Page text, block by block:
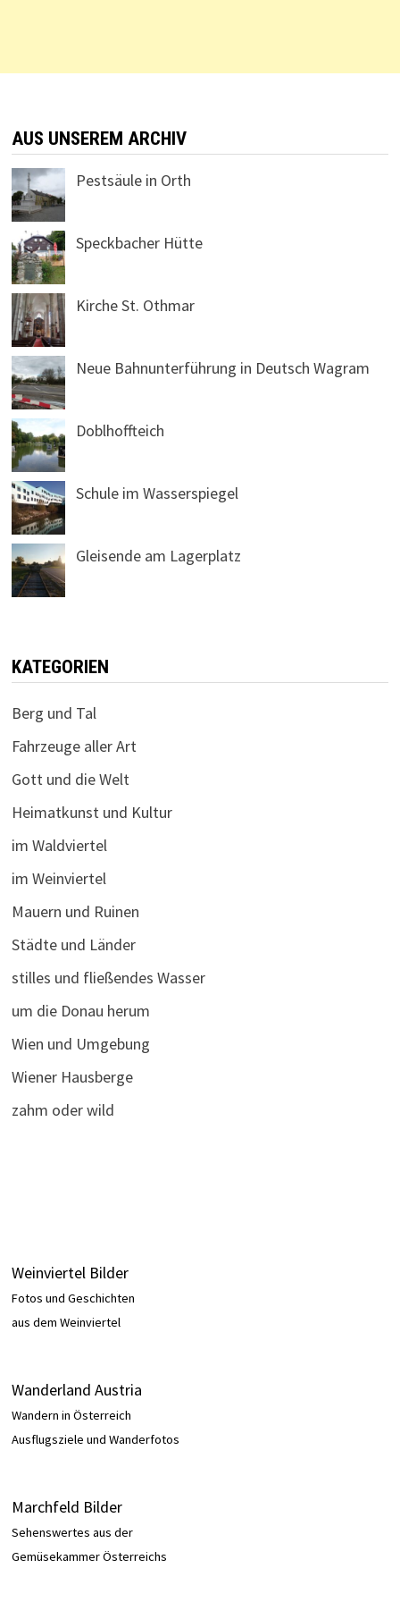
AUS UNSEREM ARCHIV
Pestsäule in Orth
Speckbacher Hütte
Kirche St. Othmar
Neue Bahnunterführung in Deutsch Wagram
Doblhoffteich
Schule im Wasserspiegel
Gleisende am Lagerplatz
KATEGORIEN
Berg und Tal
Fahrzeuge aller Art
Gott und die Welt
Heimatkunst und Kultur
im Waldviertel
im Weinviertel
Mauern und Ruinen
Städte und Länder
stilles und fließendes Wasser
um die Donau herum
Wien und Umgebung
Wiener Hausberge
zahm oder wild
Weinviertel Bilder
Fotos und Geschichten
aus dem Weinviertel
Wanderland Austria
Wandern in Österreich
Ausflugsziele und Wanderfotos
Marchfeld Bilder
Sehenswertes aus der
Gemüsekammer Österreichs